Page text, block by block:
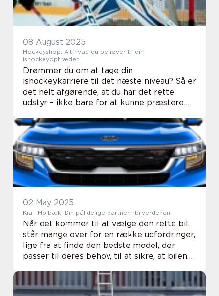
08 August 2025
Hockeyshop: Alt hvad du behøver til din
ishockeyoptræden
Drømmer du om at tage din
ishockeykarriere til det næste niveau? Så er
det helt afgørende, at du har det rette
udstyr – ikke bare for at kunne præstere
og f&oslas...
02 May 2025
Kia i Holbæk: Din pålidelige partner i bilverdenen
Når det kommer til at vælge den rette bil,
står mange over for en række udfordringer,
lige fra at finde den bedste model, der
passer til deres behov, til at sikre, at bilen